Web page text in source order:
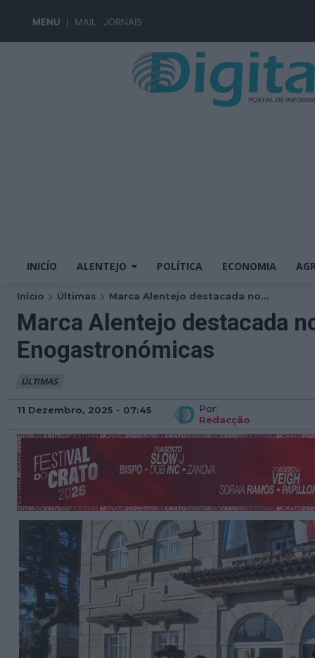
MENU MAIL JORNAIS
INICÍO ALENTEJO POLÍTICA ECONOMIA
Início Últimas Marca Alentejo destacada no...
Marca Alentejo destacada
Enogastronómicas
ÚLTIMAS
11 Dezembro, 2025 - 07:45
Por:
Redacção